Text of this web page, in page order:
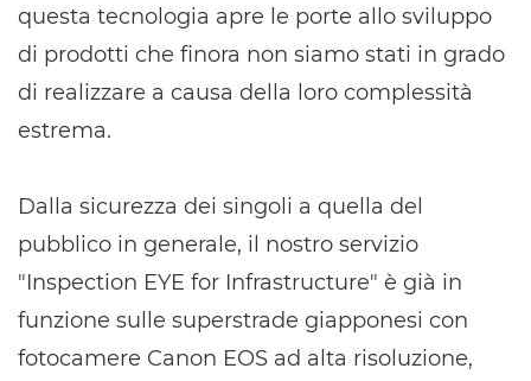
questa tecnologia apre le porte allo sviluppo
di prodotti che finora non siamo stati in grado
di realizzare a causa della loro complessità
estrema.
Dalla sicurezza dei singoli a quella del
pubblico in generale, il nostro servizio
"Inspection EYE for Infrastructure" è già in
funzione sulle superstrade giapponesi con
fotocamere Canon EOS ad alta risoluzione,